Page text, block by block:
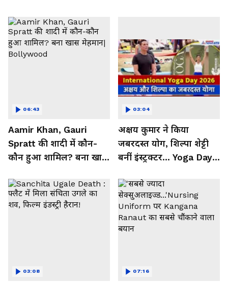
Aamir Khan, Gauri
Spratt की शादी में कौन-
कौन हुआ शामिल? बना खास
06:43
अक्षय कुमार ने किया
जबरदस्त योग, शिल्पा शेट्टी
बनीं इंस्ट्रक्टर... Yoga Day
03:04
03:08 07:16